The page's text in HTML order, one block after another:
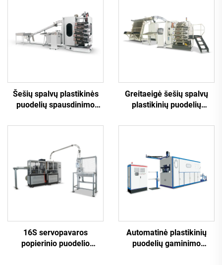
Šešių spalvų plastikinės
puodelių spausdinimo
Greitaeigė šešių spalvų
plastikinių puodelių
16S servopavaros
popierinio puodelio
Automatinė plastikinių
puodelių gaminimo